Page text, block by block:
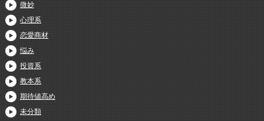
微妙
心理系
恋愛商材
悩み
投資系
教本系
期待値高め
未分類